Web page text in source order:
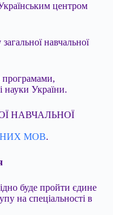
центром
навчальної
програмами,
науки України.
НАВЧАЛЬНОЇ
МОВ.
буде пройти єдине
на спеціальності в